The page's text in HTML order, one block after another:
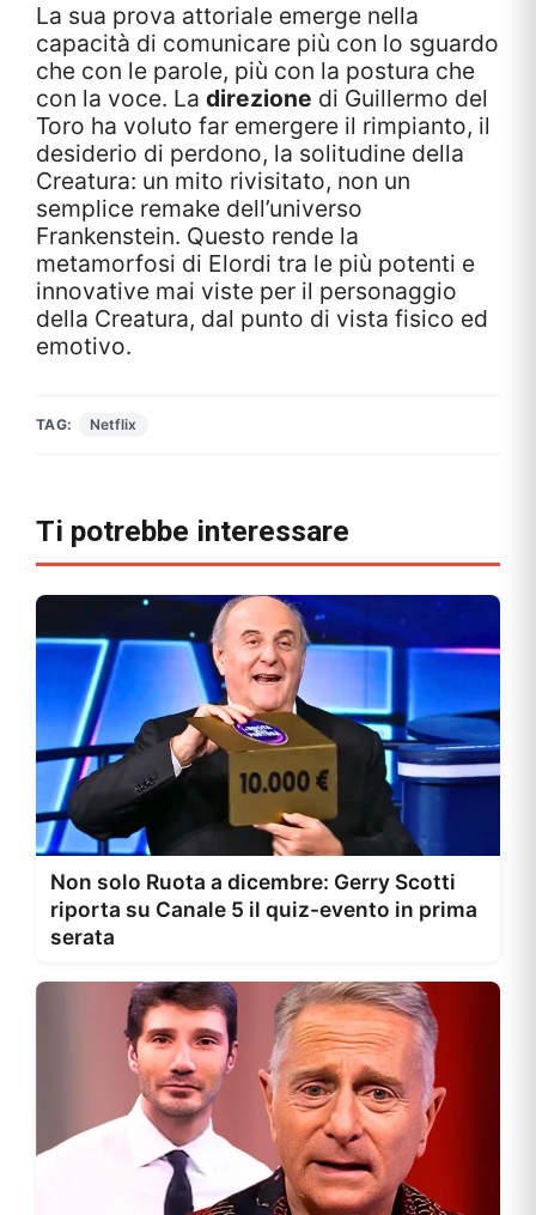
La sua prova attoriale emerge nella
capacità di comunicare più con lo sguardo
che con le parole, più con la postura che
con la voce. La direzione di Guillermo del
Toro ha voluto far emergere il rimpianto, il
desiderio di perdono, la solitudine della
Creatura: un mito rivisitato, non un
semplice remake dell’universo
Frankenstein. Questo rende la
metamorfosi di Elordi tra le più potenti e
innovative mai viste per il personaggio
della Creatura, dal punto di vista fisico ed
emotivo.
TAG: Netflix
Ti potrebbe interessare
Non solo Ruota a dicembre: Gerry Scotti
riporta su Canale 5 il quiz-evento in prima
serata